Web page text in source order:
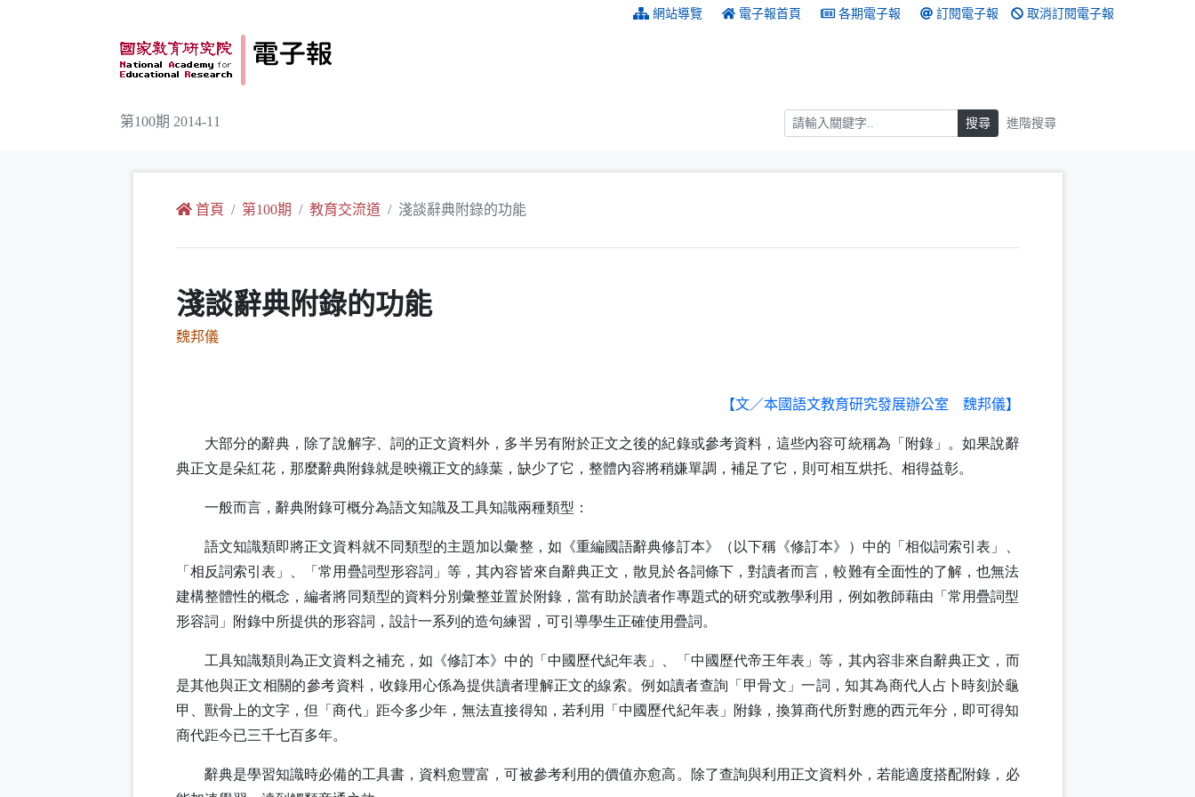
網站導覽 電子報首頁 各期電子報 訂閱電子報 取消訂閱電子報
第100期 2014-11 搜尋 搜尋 進階搜尋
首頁 第100期 教育交流道 淺談辭典附錄的功能
淺談辭典附錄的功能
魏邦儀
【文／本國語文教育研究發展辦公室 魏邦儀】
大部分的辭典，除了說解字、詞的正文資料外，多半另有附於正文之後的紀錄或參考資料，這些內容可統稱為「附錄」。如果說辭
典正文是朵紅花，那麼辭典附錄就是映襯正文的綠葉，缺少了它，整體內容將稍嫌單調，補足了它，則可相互烘托、相得益彰。
一般而言，辭典附錄可概分為語文知識及工具知識兩種類型：
語文知識類即將正文資料就不同類型的主題加以彙整，如《重編國語辭典修訂本》（以下稱《修訂本》）中的「相似詞索引表」、
「相反詞索引表」、「常用疊詞型形容詞」等，其內容皆來自辭典正文，散見於各詞條下，對讀者而言，較難有全面性的了解，也無法
建構整體性的概念，編者將同類型的資料分別彙整並置於附錄，當有助於讀者作專題式的研究或教學利用，例如教師藉由「常用疊詞型
形容詞」附錄中所提供的形容詞，設計一系列的造句練習，可引導學生正確使用疊詞。
工具知識類則為正文資料之補充，如《修訂本》中的「中國歷代紀年表」、「中國歷代帝王年表」等，其內容非來自辭典正文，而
是其他與正文相關的參考資料，收錄用心係為提供讀者理解正文的線索。例如讀者查詢「甲骨文」一詞，知其為商代人占卜時刻於龜
甲、獸骨上的文字，但「商代」距今多少年，無法直接得知，若利用「中國歷代紀年表」附錄，換算商代所對應的西元年分，即可得知
商代距今已三千七百多年。
辭典是學習知識時必備的工具書，資料愈豐富，可被參考利用的價值亦愈高。除了查詢與利用正文資料外，若能適度搭配附錄，必